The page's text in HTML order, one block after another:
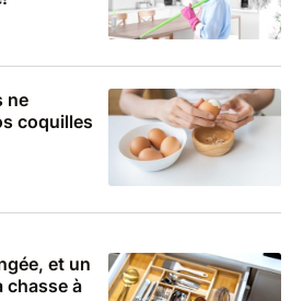
ne
coquilles
et un
chasse à